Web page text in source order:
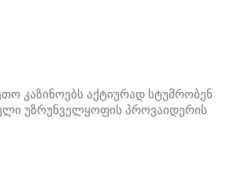
კაზინოებს აქტიურად სტუმრობენ
უზრუნველყოფის პროვაიდერის